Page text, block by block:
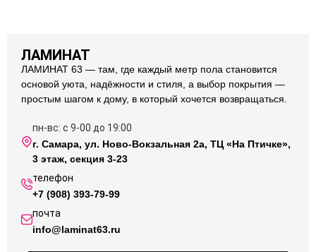
ЛАМИНАТ
ЛАМИНАТ 63 — там, где каждый метр пола становится
основой уюта, надёжности и стиля, а выбор покрытия —
простым шагом к дому, в который хочется возвращаться.
пн-вс: с 9-00 до 19:00
г. Самара, ул. Ново-Вокзальная 2а, ТЦ «На Птичке»,
3 этаж, секция 3-23
телефон
+7 (908) 393-79-99
почта
info@laminat63.ru